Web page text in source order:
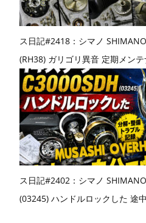
ス日記#2418：シマノ
(RH38) ガリゴリ異音 定期メン
ス日記#2402：シマノ
(03245) ハンドルロックした 途